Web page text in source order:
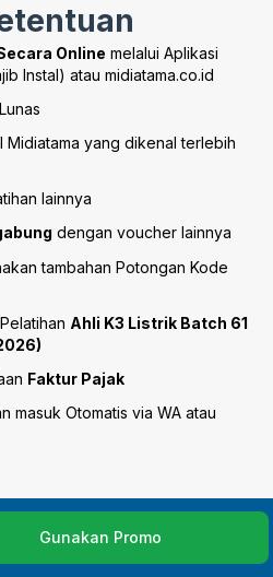
Online melalui Aplikasi
Instal) atau midiatama.co.id
Midiatama yang dikenal terlebih
lainnya
dengan voucher lainnya
tambahan Potongan Kode
Ahli K3 Listrik Batch 61
Faktur Pajak
masuk Otomatis via WA atau
Gunakan Promo